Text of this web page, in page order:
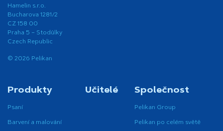
Hamelin s.r.o.
Bucharova 1281/2
CZ 158 00
Praha 5 – Stodůlky
Czech Republic
© 2026 Pelikan
Produkty
Psaní
Barvení a malování
Učitelé Společnost
Pelikan Group
Pelikan po celém světě